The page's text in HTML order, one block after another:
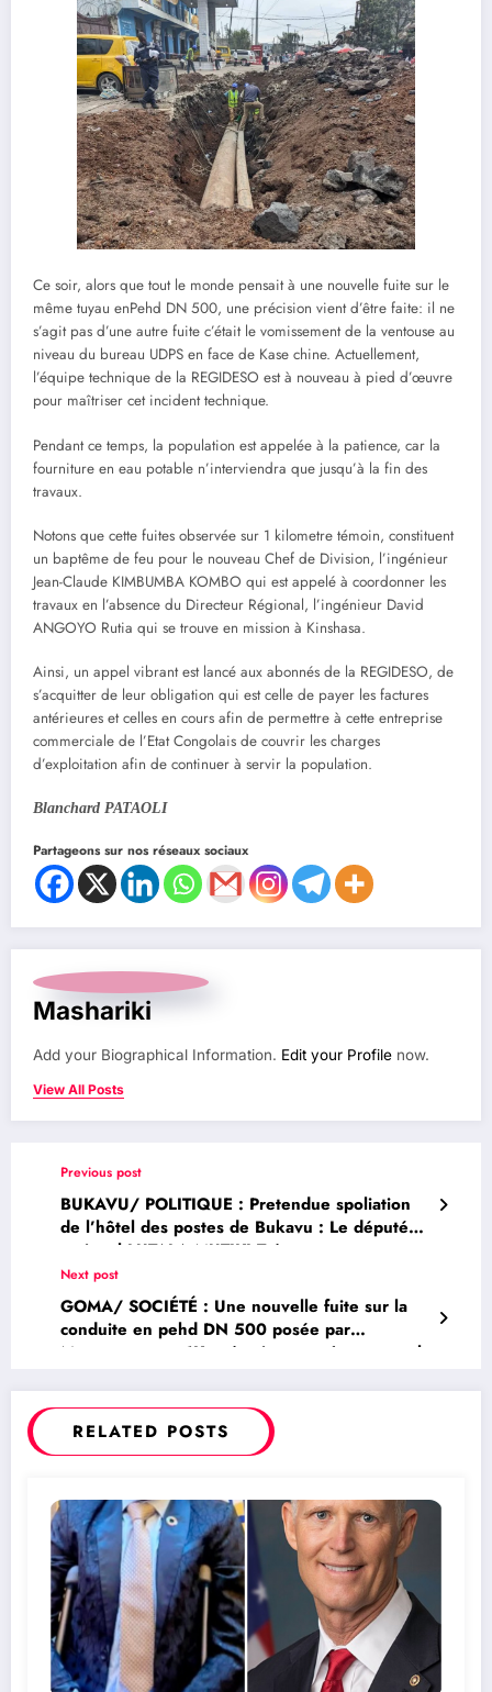
Ce soir, alors que tout le monde pensait à une nouvelle fuite sur le
même tuyau enPehd DN 500, une précision vient d’être faite: il ne
s’agit pas d’une autre fuite c’était le vomissement de la ventouse au
niveau du bureau UDPS en face de Kase chine. Actuellement,
l’équipe technique de la REGIDESO est à nouveau à pied d’œuvre
pour maîtriser cet incident technique.
Pendant ce temps, la population est appelée à la patience, car la
fourniture en eau potable n’interviendra que jusqu’à la fin des
travaux.
Notons que cette fuites observée sur 1 kilometre témoin, constituent
un baptême de feu pour le nouveau Chef de Division, l’ingénieur
Jean-Claude KIMBUMBA KOMBO qui est appelé à coordonner les
travaux en l’absence du Directeur Régional, l’ingénieur David
ANGOYO Rutia qui se trouve en mission à Kinshasa.
Ainsi, un appel vibrant est lancé aux abonnés de la REGIDESO, de
s’acquitter de leur obligation qui est celle de payer les factures
antérieures et celles en cours afin de permettre à cette entreprise
commerciale de l’Etat Congolais de couvrir les charges
d’exploitation afin de continuer à servir la population.
Blanchard PATAOLI
Partageons sur nos réseaux sociaux
Mashariki
Add your Biographical Information. Edit your Profile now.
View All Posts
Previous post
BUKAVU/ POLITIQUE : Pretendue spoliation
de l’hôtel des postes de Bukavu : Le député
national LUTALA MUTIKI Trésor monte au
créneau et exige des explications claires à la
Directrice Générale des SCPT
Next post
GOMA/ SOCIÉTÉ : Une nouvelle fuite sur la
conduite en pehd DN 500 posée par
Mercycorps sur 1Km témoin cause à nouveau la
REGIDESO SA dans une grande partie de la
Commune de Karisimbi à Goma
RELATED POSTS